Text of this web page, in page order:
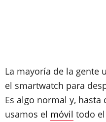
La mayoría de la gente
el smartwatch para
Es algo normal y,
usamos el móvil todo